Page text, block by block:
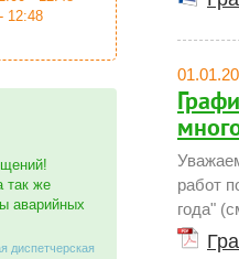
работ
года"
12:48
так же
аварийных
диспетчерская